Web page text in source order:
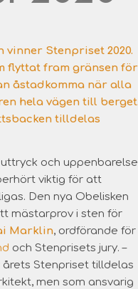
vinner Stenpriset 2020.
flyttat fram gränsen för
åstadkomma när alla
hela vägen till
tilldelas
och
viktig för att
Den nya Obelisken
mästarprov i sten för
Marklin, ordförande för
och Stenprisets jury. –
årets Stenpriset tilldelas
men som ansvarig